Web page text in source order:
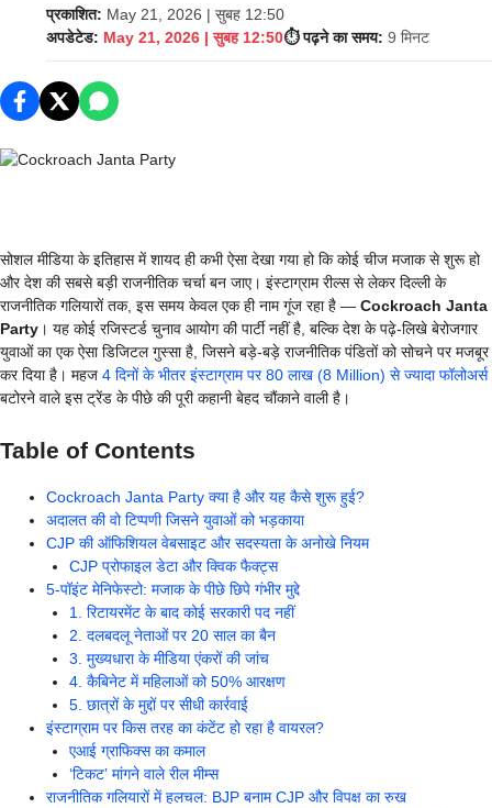
प्रकाशित: May 21, 2026 | सुबह 12:50
अपडेटेड: May 21, 2026 | सुबह 12:50⏱️ पढ़ने का समय: 9 मिनट
सोशल मीडिया के इतिहास में शायद ही कभी ऐसा देखा गया हो कि कोई चीज मजाक से शुरू हो
और देश की सबसे बड़ी राजनीतिक चर्चा बन जाए। इंस्टाग्राम रील्स से लेकर दिल्ली के
राजनीतिक गलियारों तक, इस समय केवल एक ही नाम गूंज रहा है — Cockroach Janta
Party । यह कोई रजिस्टर्ड चुनाव आयोग की पार्टी नहीं है, बल्कि देश के पढ़े-लिखे बेरोजगार
युवाओं का एक ऐसा डिजिटल गुस्सा है, जिसने बड़े-बड़े राजनीतिक पंडितों को सोचने पर मजबूर
कर दिया है। महज 4 दिनों के भीतर इंस्टाग्राम पर 80 लाख (8 Million) से ज्यादा फॉलोअर्स
बटोरने वाले इस ट्रेंड के पीछे की पूरी कहानी बेहद चौंकाने वाली है।
Table of Contents
Cockroach Janta Party क्या है और यह कैसे शुरू हुई?
अदालत की वो टिप्पणी जिसने युवाओं को भड़काया
CJP की ऑफिशियल वेबसाइट और सदस्यता के अनोखे नियम
CJP प्रोफाइल डेटा और क्विक फैक्ट्स
5-पॉइंट मेनिफेस्टो: मजाक के पीछे छिपे गंभीर मुद्दे
1. रिटायरमेंट के बाद कोई सरकारी पद नहीं
2. दलबदलू नेताओं पर 20 साल का बैन
3. मुख्यधारा के मीडिया एंकरों की जांच
4. कैबिनेट में महिलाओं को 50% आरक्षण
5. छात्रों के मुद्दों पर सीधी कार्रवाई
इंस्टाग्राम पर किस तरह का कंटेंट हो रहा है वायरल?
एआई ग्राफिक्स का कमाल
‘टिकट’ मांगने वाले रील मीम्स
राजनीतिक गलियारों में हलचल: BJP बनाम CJP और विपक्ष का रुख